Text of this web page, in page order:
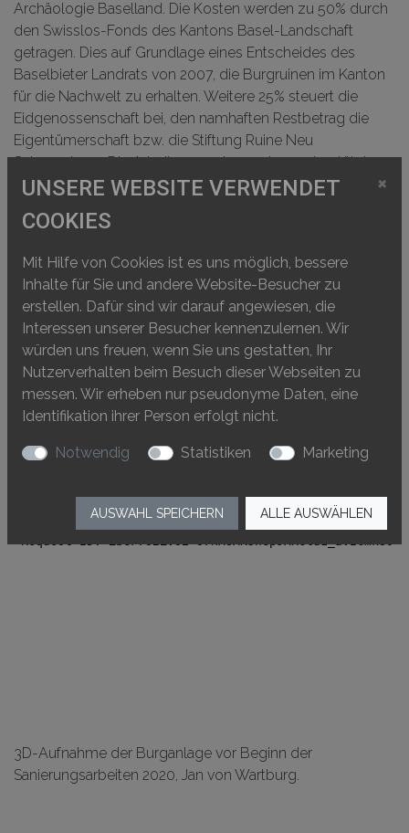
Archäologie Baselland. Die Kosten werden zu 50% durch
den Swisslos-Fonds des Kantons Basel-Landschaft
getragen. Dies auf Grundlage eines Entscheides des
Baselbieter Landrats von 2007, die Burgruinen im Kanton
für die Nachwelt zu erhalten. Weitere 25% steuert die
Eidgenossenschaft bei, den namhaften Restbetrag die
Eigentümerschaft bzw. die Stiftung Ruine Neu
Schauenburg. Die Arbeiten werden zudem unterstützt
durch die Gemeinde Frenkendorf. Ein wichtiges
Naturbiotops auf der Ruine.
3D-Aufnahme der Burganlage vor Beginn der
Sanierungsarbeiten 2020, Jan von Wartburg.
UNSERE WEBSITE VERWENDET
COOKIES
×
Mit Hilfe von Cookies ist es uns möglich, bessere
Inhalte für Sie und andere Website-Besucher zu
erstellen. Dafür sind wir darauf angewiesen, die
Interessen unserer Besucher kennenzulernen. Wir
würden uns freuen, wenn Sie uns gestatten, Ihr
Nutzerverhalten beim Besuch dieser Webseiten zu
messen. Wir erheben nur pseudonyme Daten, eine
Identifikation ihrer Person erfolgt nicht.
Notwendig Statistiken Marketing
AUSWAHL SPEICHERN ALLE AUSWÄHLEN